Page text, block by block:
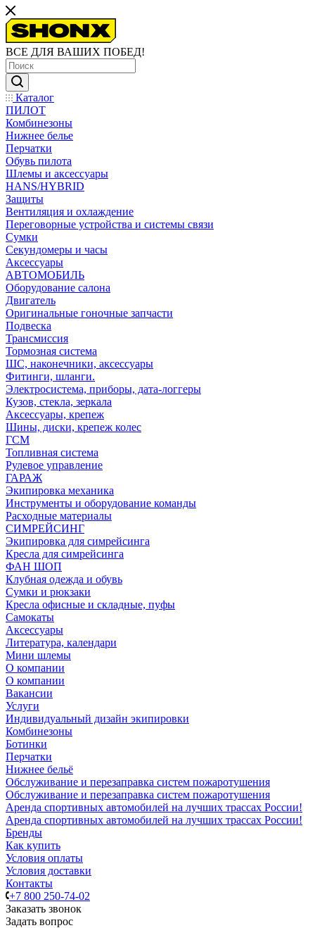
ВСЕ ДЛЯ ВАШИХ ПОБЕД!
Каталог
ПИЛОТ
Комбинезоны
Нижнее белье
Перчатки
Обувь пилота
Шлемы и аксессуары
HANS/HYBRID
Защиты
Вентиляция и охлаждение
Переговорные устройства и системы связи
Сумки
Секундомеры и часы
Аксессуары
АВТОМОБИЛЬ
Оборудование салона
Двигатель
Оригинальные гоночные запчасти
Подвеска
Трансмиссия
Тормозная система
ШС, наконечники, аксессуары
Фитинги, шланги.
Электросистема, приборы, дата-логгеры
Кузов, стекла, зеркала
Аксессуары, крепеж
Шины, диски, крепеж колес
ГСМ
Топливная система
Рулевое управление
ГАРАЖ
Экипировка механика
Инструменты и оборудование команды
Расходные материалы
СИМРЕЙСИНГ
Экипировка для симрейсинга
Кресла для симрейсинга
ФАН ШОП
Клубная одежда и обувь
Сумки и рюкзаки
Кресла офисные и складные, пуфы
Самокаты
Аксессуары
Литература, календари
Мини шлемы
О компании
О компании
Вакансии
Услуги
Индивидуальный дизайн экипировки
Комбинезоны
Ботинки
Перчатки
Нижнее бельё
Обслуживание и перезаправка систем пожаротушения
Обслуживание и перезаправка систем пожаротушения
Аренда спортивных автомобилей на лучших трассах России!
Аренда спортивных автомобилей на лучших трассах России!
Бренды
Как купить
Условия оплаты
Условия доставки
Контакты
+7 800 250-74-02
Заказать звонок
Задать вопрос